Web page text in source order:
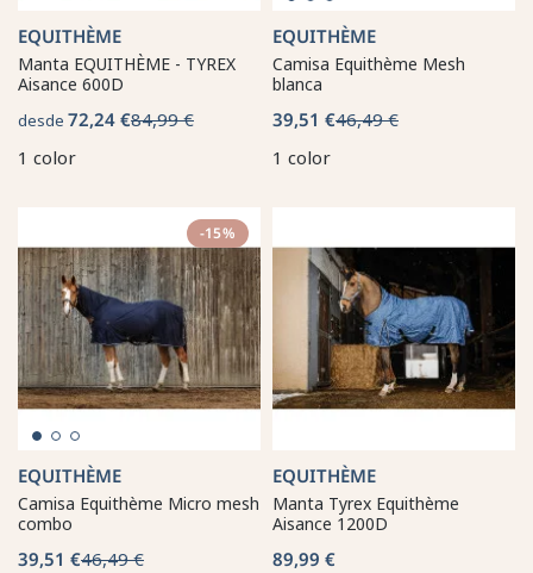
EQUITHÈME
Manta EQUITHÈME - TYREX
Aisance 600D
desde 72,24 €84,99 €
1 color
EQUITHÈME
Camisa Equithème Mesh
blanca
39,51 €46,49 €
1 color
-15%
EQUITHÈME
Camisa Equithème Micro mesh
combo
39,51 €46,49 €
EQUITHÈME
Manta Tyrex Equithème
Aisance 1200D
89,99 €